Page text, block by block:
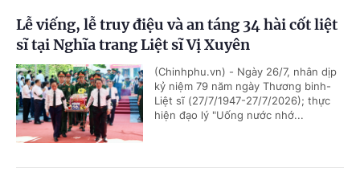
Lễ viếng, lễ truy điệu và an táng 34 hài cốt liệt
sĩ tại Nghĩa trang Liệt sĩ Vị Xuyên
(Chinhphu.vn) - Ngày 26/7, nhân dịp
kỷ niệm 79 năm ngày Thương binh-
Liệt sĩ (27/7/1947-27/7/2026); thực
hiện đạo lý "Uống nước nhớ...